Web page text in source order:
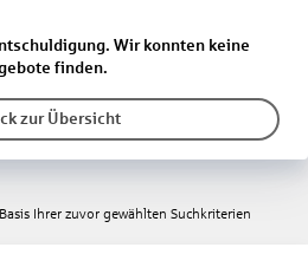
Wir konnten keine
finden.
zur Übersicht
Ihrer zuvor gewählten Suchkriterien